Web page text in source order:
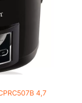
poignées
pour
aliments lors
Passe au
Design
mijoteuse
une
ovale
facile
4,7